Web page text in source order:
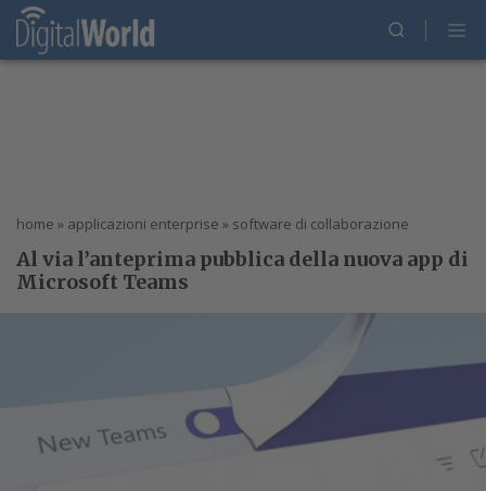
home » applicazioni enterprise » software di collaborazione
Al via l’anteprima pubblica della nuova app di
Microsoft Teams